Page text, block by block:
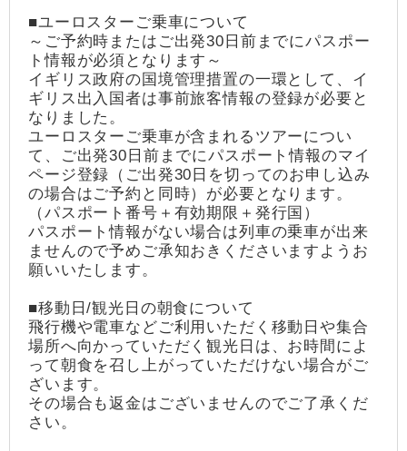
■ユーロスターご乗車について
～ご予約時またはご出発30日前までにパスポー
ト情報が必須となります～
イギリス政府の国境管理措置の一環として、イ
ギリス出入国者は事前旅客情報の登録が必要と
なりました。
ユーロスターご乗車が含まれるツアーについ
て、ご出発30日前までにパスポート情報のマイ
ページ登録（ご出発30日を切ってのお申し込み
の場合はご予約と同時）が必要となります。
（パスポート番号＋有効期限＋発行国）
パスポート情報がない場合は列車の乗車が出来
ませんので予めご承知おきくださいますようお
願いいたします。
■移動日/観光日の朝食について
飛行機や電車などご利用いただく移動日や集合
場所へ向かっていただく観光日は、お時間によ
って朝食を召し上がっていただけない場合がご
ざいます。
その場合も返金はございませんのでご了承くだ
さい。